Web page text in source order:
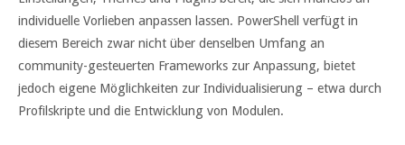
individuelle Vorlieben anpassen lassen. PowerShell verfügt in
diesem Bereich zwar nicht über denselben Umfang an
community-gesteuerten Frameworks zur Anpassung, bietet
jedoch eigene Möglichkeiten zur Individualisierung – etwa durch
Profilskripte und die Entwicklung von Modulen.